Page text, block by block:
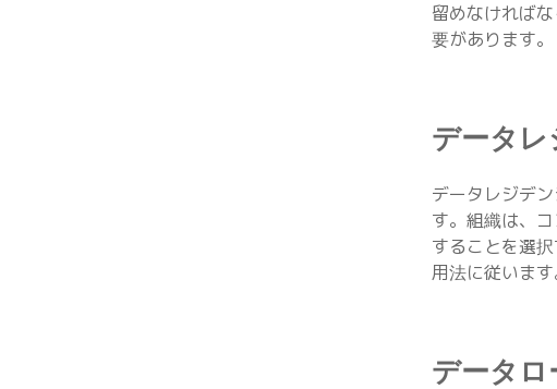
留めなければ
要があります。
データ
データレジデ
す。組織は、
することを選
用法に従います
データ